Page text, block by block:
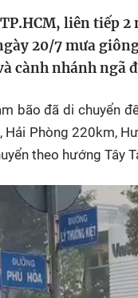
hóa
HTV Show
Thành phố
Chậm
Bé xem gì
Mái ấm gia
Việt
Các show khác
Các chương
khác
liên tiếp
20/7 mưa
cành nhánh ngã
bão đã di chuyển
Hải Phòng 220km,
theo hướng Tây